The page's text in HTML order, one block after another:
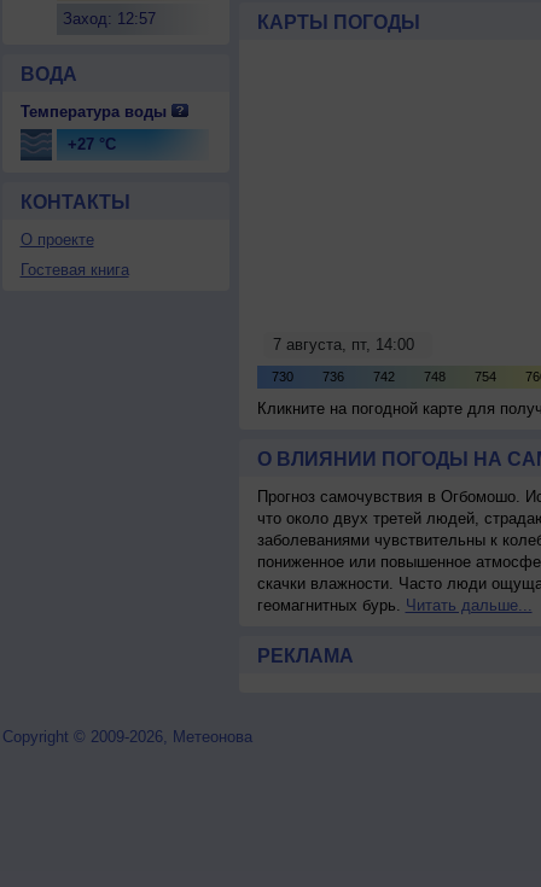
Заход: 12:57
ВОДА
Температура воды
+27 °C
КОНТАКТЫ
О проекте
Гостевая книга
КАРТЫ ПОГОДЫ
Кликните на погодной карте для
О ВЛИЯНИИ ПОГОДЫ НА
Прогноз самочувствия в Огбомошо.
что около двух третей людей,
заболеваниями чувствительны к
пониженное или повышенное
скачки влажности. Часто люди
геомагнитных бурь. Читать дальше...
РЕКЛАМА
Copyright © 2009-2026, Метеонова